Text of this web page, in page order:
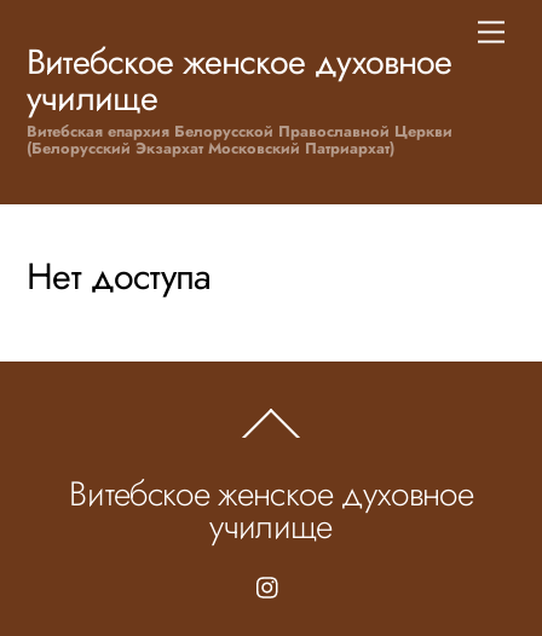
content
Витебское женское духовное
училище
Витебская епархия Белорусской Православной Церкви
(Белорусский Экзархат Московский Патриархат)
Нет доступа
To
Витебское женское духовное
училище